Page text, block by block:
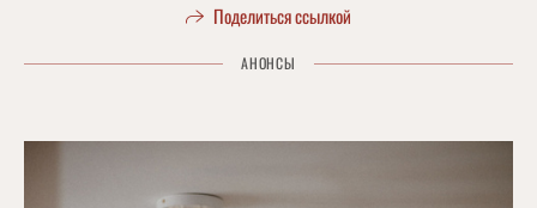
Поделиться ссылкой
АНОНСЫ